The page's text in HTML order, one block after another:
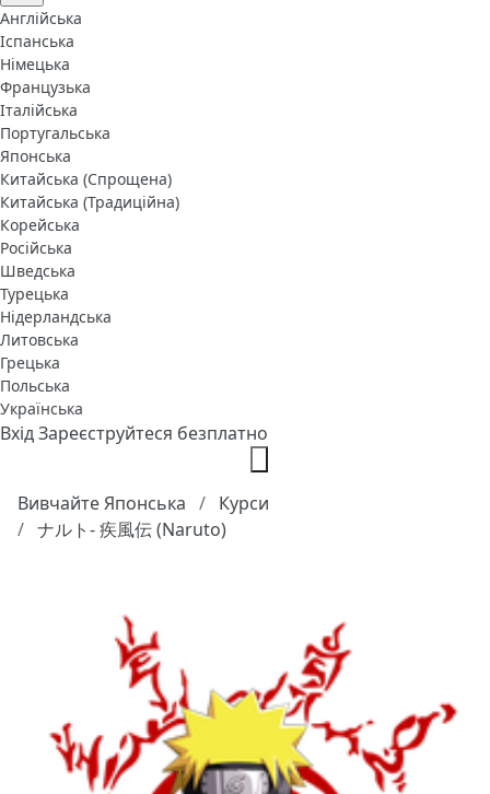
Англійська
Іспанська
Німецька
Французька
Італійська
Португальська
Японська
Китайська (Спрощена)
Китайська (Традиційна)
Корейська
Російська
Шведська
Турецька
Нідерландська
Литовська
Грецька
Польська
Українська
ВхідЗареєструйтеся безплатно
Вивчайте Японська
Курси
ナルト- 疾風伝 (Naruto)